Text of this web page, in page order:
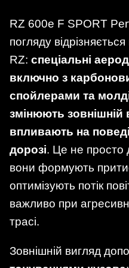
RZ 600e F SPORT
погляду
RZ: спеціальні
включно з
спойлерами та
змінюють
впливають на
дорозі. Це не просто
вони формують
оптимізують потік
важливо при
трасі.
Зовнішній вигляд